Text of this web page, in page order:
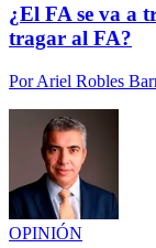
¿El FA se va a
tragar al FA?
PorAriel Robles
OPINIÓN